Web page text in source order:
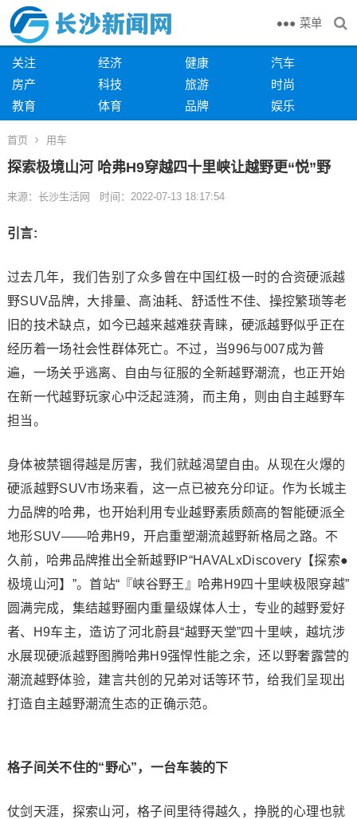
菜单
关注 经济 健康
汽车
房产
科技 旅游
时尚
教育
体育 品牌 娱乐
首页 用车
探索极境山河 哈弗H9穿越四十里峡让越野更“悦”野
来源：长沙生活网 时间：2022-07-13 18:17:54
引言:
过去几年，我们告别了众多曾在中国红极一时的合资硬派越
野SUV品牌，大排量、高油耗、舒适性不佳、操控繁琐等老
旧的技术缺点，如今已越来越难获青睐，硬派越野似乎正在
经历着一场社会性群体死亡。不过，当996与007成为普
遍，一场关乎逃离、自由与征服的全新越野潮流，也正开始
在新一代越野玩家心中泛起涟漪，而主角，则由自主越野车
担当。
身体被禁锢得越是厉害，我们就越渴望自由。从现在火爆的
硬派越野SUV市场来看，这一点已被充分印证。作为长城主
力品牌的哈弗，也开始利用专业越野素质颇高的智能硬派全
地形SUV——哈弗H9，开启重塑潮流越野新格局之路。不
久前，哈弗品牌推出全新越野IP“HAVALxDiscovery【探索●
极境山河】”。首站“『峡谷野王』哈弗H9四十里峡极限穿越”
圆满完成，集结越野圈内重量级媒体人士，专业的越野爱好
者、H9车主，造访了河北蔚县“越野天堂”四十里峡，越坑涉
水展现硬派越野图腾哈弗H9强悍性能之余，还以野奢露营的
潮流越野体验，建言共创的兄弟对话等环节，给我们呈现出
打造自主越野潮流生态的正确示范。
格子间关不住的“野心”，一台车装的下
仗剑天涯，探索山河，格子间里待得越久，挣脱的心理也就